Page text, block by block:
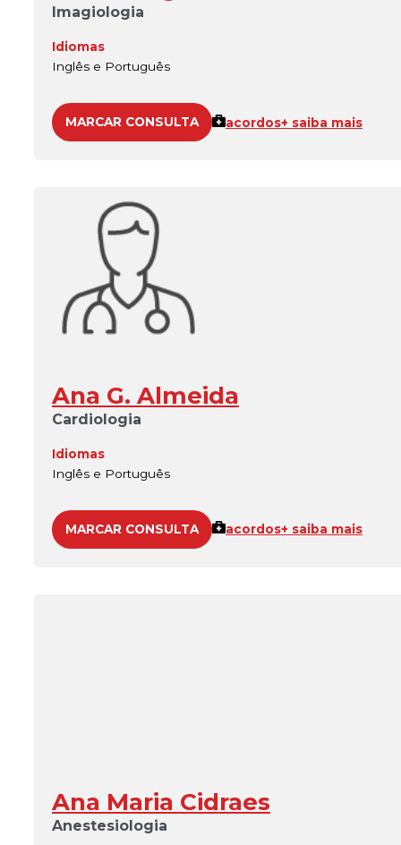
Imagiologia
Idiomas
Inglês e Português
MARCAR CONSULTA acordos+ saiba mais
Ana G. Almeida
Cardiologia
Idiomas
Inglês e Português
MARCAR CONSULTA acordos+ saiba mais
Ana Maria Cidraes
Anestesiologia